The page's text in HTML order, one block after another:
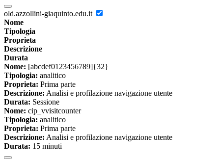
old.azzollini-giaquinto.edu.it
Nome
Tipologia
Proprieta
Descrizione
Durata
Nome: [abcdef0123456789]{32}
Tipologia: analitico
Proprieta: Prima parte
Descrizione: Analisi e profilazione navigazione utente
Durata: Sessione
Nome: cip_vvisitcounter
Tipologia: analitico
Proprieta: Prima parte
Descrizione: Analisi e profilazione navigazione utente
Durata: 15 minuti